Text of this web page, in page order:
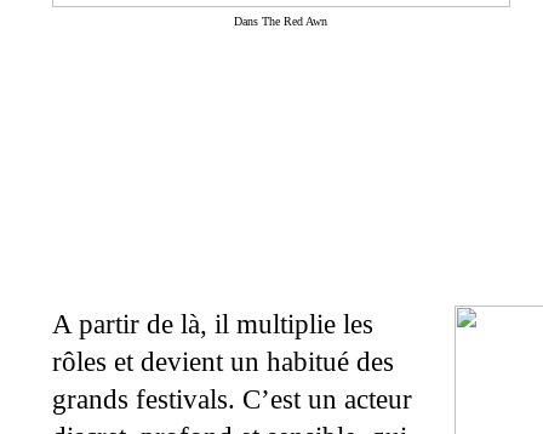
Dans The Red Awn
A partir de là, il multiplie les
rôles et devient un habitué des
grands festivals. C’est un acteur